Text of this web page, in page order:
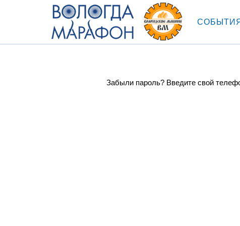
СОБЫТИЯ
Забыли пароль? Введите свой